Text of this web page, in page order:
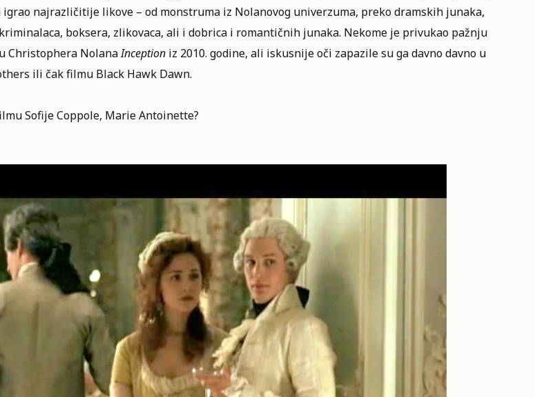
najrazličitije likove – od monstruma iz Nolanovog univerzuma, preko dramskih junaka,
boksera, zlikovaca, ali i dobrica i romantičnih junaka. Nekome je privukao pažnju
Christophera NolanaInception iz 2010. godine, ali iskusnije oči zapazile su ga davno davno u
ili čak filmu Black Hawk Dawn.
Sofije Coppole, Marie Antoinette?